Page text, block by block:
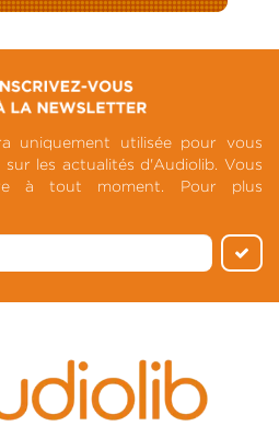
uniquement utilisée pour vous
les actualités d'Audiolib. Vous
à tout moment. Pour plus